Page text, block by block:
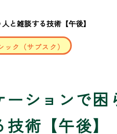
と雑談する技術【午後】
ック（サブスク）
ーションで
術【午後】